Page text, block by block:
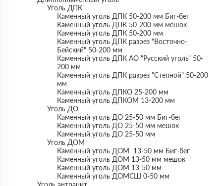
Уголь ДПК
Каменный уголь ДПК 50-200 мм Биг-бег
Каменный уголь ДПК 50-200 мм мешок
Каменный уголь ДПК 50-200 мм
Каменный уголь ДПК разрез "Восточно-
Бейский" 50-200 мм
Каменный уголь ДПК АО "Русский уголь" 50-
200 мм
Каменный уголь ДПК разрез "Степной" 50-200
мм
Каменный уголь ДПКО 25-200 мм
Каменный уголь ДПКОМ 13-200 мм
Уголь ДО
Каменный уголь ДО 25-50 мм Биг-бег
Каменный уголь ДО 25-50 мм мешок
Каменный уголь ДО 25-50 мм
Уголь ДОМ
Каменный уголь ДОМ 13-50 мм Биг-бег
Каменный уголь ДОМ 13-50 мм мешок
Каменный уголь ДОМ 13-50 мм
Каменный уголь ДОМСШ 0-50 мм
Уголь антрацит